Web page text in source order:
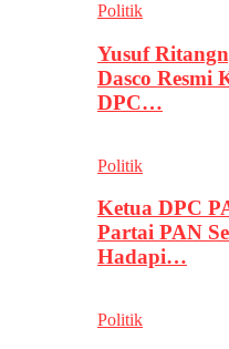
Politik
Yusuf
Dasco Resmi
DPC…
Politik
Ketua DPC
Partai PAN
Hadapi…
Politik